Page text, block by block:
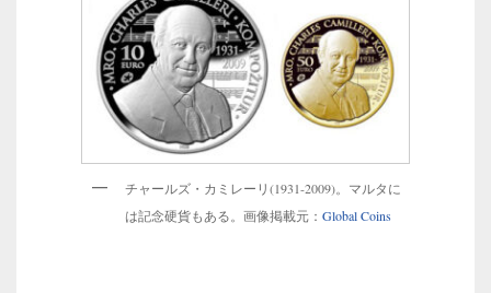
チャールズ・カミレーリ(1931-2009)。マルタに
は記念硬貨もある。画像掲載元： Global Coins